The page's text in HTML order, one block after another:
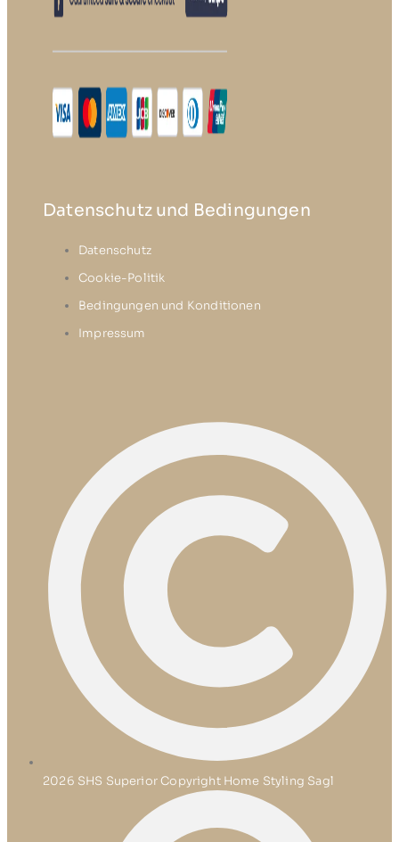
Datenschutz und Bedingungen
Datenschutz
Cookie-Politik
Bedingungen und Konditionen
Impressum
2026 SHS Superior Copyright Home Styling Sagl